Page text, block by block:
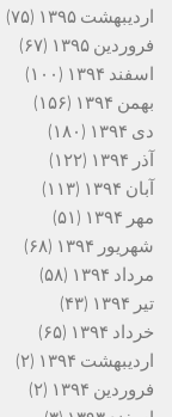
اردیبهشت ۱۳۹۵
(۷۵)
فروردین ۱۳۹۵
(۶۷)
اسفند ۱۳۹۴
(۱۰۰)
بهمن ۱۳۹۴
(۱۵۶)
دی ۱۳۹۴
(۱۸۰)
آذر ۱۳۹۴
(۱۲۲)
آبان ۱۳۹۴
(۱۱۳)
مهر ۱۳۹۴
(۵۱)
شهریور ۱۳۹۴
(۶۸)
مرداد ۱۳۹۴
(۵۸)
تیر ۱۳۹۴
(۴۳)
خرداد ۱۳۹۴
(۶۵)
اردیبهشت ۱۳۹۴
(۲)
فروردین ۱۳۹۴
(۲)